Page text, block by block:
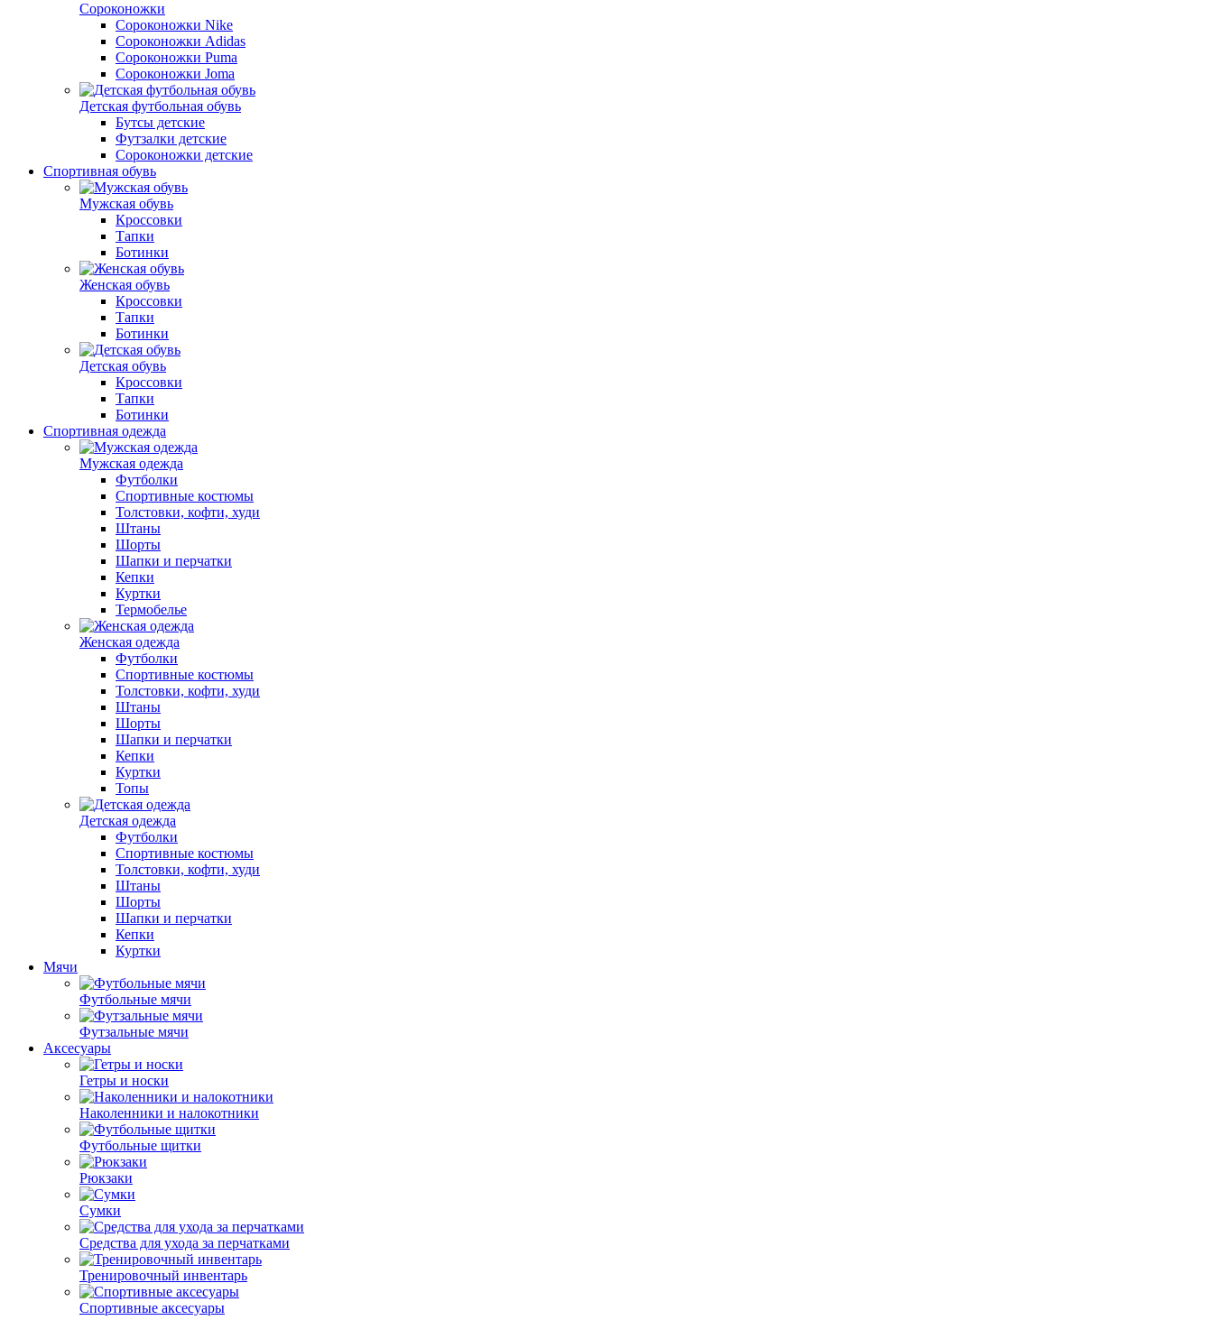
Сороконожки
Сороконожки Nike
Сороконожки Adidas
Сороконожки Puma
Сороконожки Joma
Детская футбольная обувь
Бутсы детские
Футзалки детские
Сороконожки детские
Спортивная обувь
Мужская обувь
Кроссовки
Тапки
Ботинки
Женская обувь
Кроссовки
Тапки
Ботинки
Детская обувь
Кроссовки
Тапки
Ботинки
Спортивная одежда
Мужская одежда
Футболки
Спортивные костюмы
Толстовки, кофти, худи
Штаны
Шорты
Шапки и перчатки
Кепки
Куртки
Термобелье
Женская одежда
Футболки
Спортивные костюмы
Толстовки, кофти, худи
Штаны
Шорты
Шапки и перчатки
Кепки
Куртки
Топы
Детская одежда
Футболки
Спортивные костюмы
Толстовки, кофти, худи
Штаны
Шорты
Шапки и перчатки
Кепки
Куртки
Мячи
Футбольные мячи
Футзальные мячи
Аксесуары
Гетры и носки
Наколенники и налокотники
Футбольные щитки
Рюкзаки
Сумки
Средства для ухода за перчатками
Тренировочный инвентарь
Спортивные аксесуары